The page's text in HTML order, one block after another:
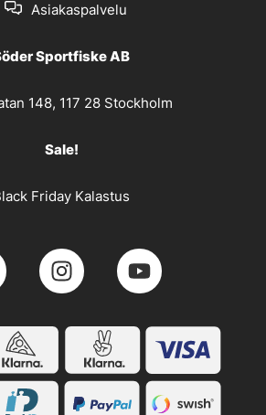
Asiakaspalvelu
Sportfiske AB
148, 117 28 Stockholm
Sale!
Friday Kalastus